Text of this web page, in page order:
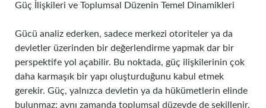
Güç İlişkileri ve Toplumsal Düzenin Temel Dinamikleri
Gücü analiz ederken, sadece merkezi otoriteler ya da
devletler üzerinden bir değerlendirme yapmak dar bir
perspektife yol açabilir. Bu noktada, güç ilişkilerinin çok
daha karmaşık bir yapı oluşturduğunu kabul etmek
gerekir. Güç, yalnızca devletin ya da hükümetlerin elinde
bulunmaz; aynı zamanda toplumsal düzeyde de şekillenir.